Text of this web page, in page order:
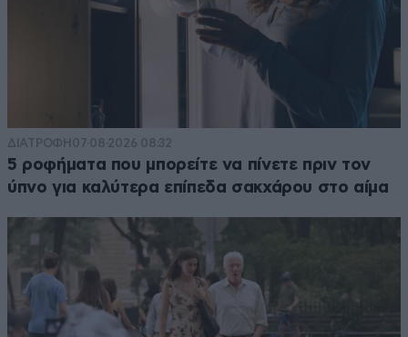
ΔΙΑΤΡΟΦΗ 07·08·2026 08:32
5 ροφήματα που μπορείτε να πίνετε πριν τον
ύπνο για καλύτερα επίπεδα σακχάρου στο αίμα